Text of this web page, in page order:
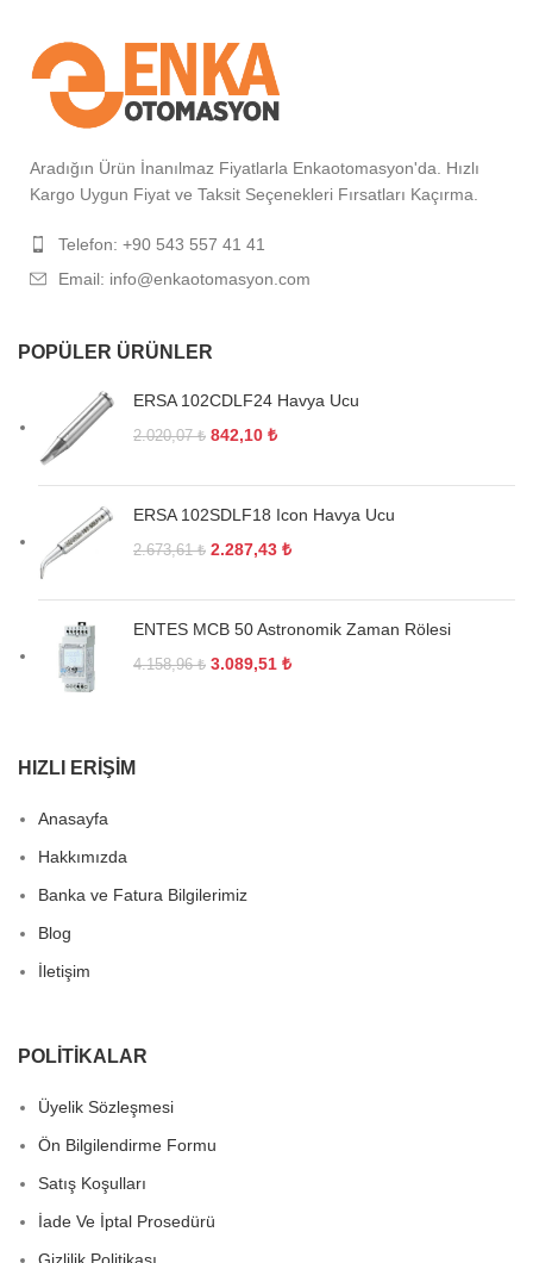
Aradığın Ürün İnanılmaz Fiyatlarla Enkaotomasyon'da. Hızlı
Kargo Uygun Fiyat ve Taksit Seçenekleri Fırsatları Kaçırma.
Telefon: +90 543 557 41 41
Email: info@enkaotomasyon.com
POPÜLER ÜRÜNLER
ERSA 102CDLF24 Havya Ucu
2.020,07₺ 842,10 ₺
ERSA 102SDLF18 Icon Havya Ucu
2.673,61₺ 2.287,43 ₺
ENTES MCB 50 Astronomik Zaman Rölesi
4.158,96₺ 3.089,51 ₺
HIZLI ERIŞIM
Anasayfa
Hakkımızda
Banka ve Fatura Bilgilerimiz
Blog
İletişim
POLITIKALAR
Üyelik Sözleşmesi
Ön Bilgilendirme Formu
Satış Koşulları
İade Ve İptal Prosedürü